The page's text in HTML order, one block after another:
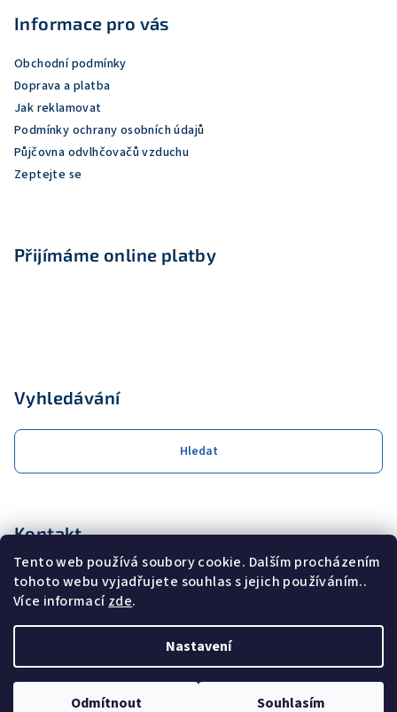
Tento web používá soubory cookie. Dalším procházením
tohoto webu vyjadřujete souhlas s jejich používáním..
Více informacízde.
Nastavení
Odmítnout Souhlasím
Informace pro vás
Obchodní podmínky
Doprava a platba
Jak reklamovat
Podmínky ochrany osobních údajů
Půjčovna odvlhčovačů vzduchu
Zeptejte se
Přijímáme online platby
Vyhledávání
Hledat
Kontakt
obchod
coolservis.cz
+420608231000
COOL SERVIS s.r.o.